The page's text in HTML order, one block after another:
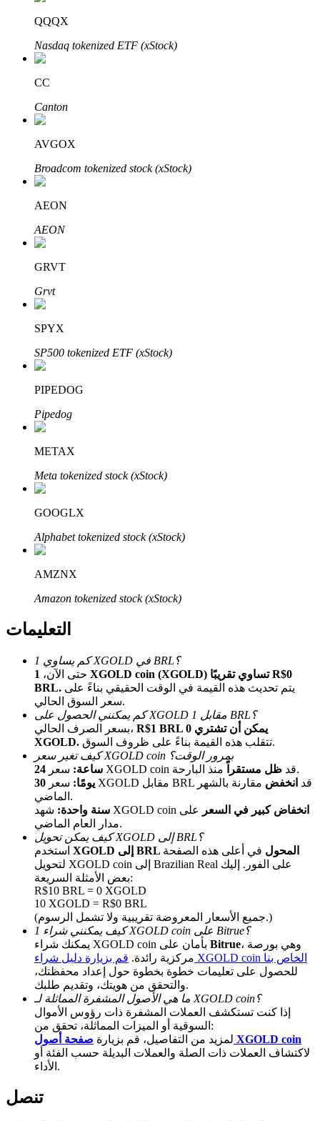
الاستثمار التلقائي
احصل على أرباح طويلة الأجل وفوائد مرنة
تعلم الستاكينغ
تعرف على كيفية كسب الدخل السلبي
Bitrue
شركاء بيترو
الإحالة
قم بدعوة صديق لتحصل على مكافآت نقدية
BTC Welcome Rewards
BTC Welcome Rewards
Deposit & Trade BTC to Share 25000 USDT prize pool!
Deposit CASHCAT & Win
Share 500000 CASHCAT prize pool
QQQX
Nasdaq tokenized ETF (xStock)
CC
Canton
AVGOX
Broadcom tokenized stock (xStock)
AEON
AEON
GRVT
Grvt
SPYX
SP500 tokenized ETF (xStock)
PIPEDOG
Pipedog
METAX
Meta tokenized stock (xStock)
GOOGLX
Alphabet tokenized stock (xStock)
AMZNX
Amazon tokenized stock (xStock)
التعليمات
كم يساوي 1 XGOLD في BRL؟
حتى الآن، 1 XGOLD coin (XGOLD) تساوي تقريبًا R$0
BRL.
سعر السوق الحالي.
كم يمكنني الحصول على XGOLD مقابل 1 BRL؟
بسعر الصرف الحالي، R$1 BRL يمكن أن تشتري 0
XGOLD.
تتقلب هذه القيمة بناءً على ظروف السوق.
كيف تغير سعر XGOLD coin بمرور الوقت؟
24 ساعة:
سعر XGOLD coin قد ظل مستقراً
منذ البارحة.
30 يومًا:
سعر XGOLD مقابل BRL قد انخفض مقارنة بالشهر
الماضي.
سنة واحدة: شهد XGOLD coin انخفاض كبير في السعر
على
مدار العام الماضي.
كيف يمكن تحويل XGOLD إلى BRL؟
XGOLD إلى BRL المحول في أعلى هذه الصفحة
لتحويل XGOLD coin إلى Brazilian Real على الفور. إليك
بعض الأمثلة السريعة:
R$10 BRL = 0 XGOLD
10 XGOLD = R$0 BRL
(جميع الأسعار المعروضة تقريبية ولا تشمل الرسوم.)
كيف يمكنني شراء 1 XGOLD coin على Bitrue؟
Bitrue، وهي بورصة
مركزية رائدة.
قم بزيارة دليل شراء XGOLD coin الخاص بنا
للحصول على تعليمات خطوة بخطوة حول إعداد محفظتك،
والتحقق من هويتك، وتقديم طلبك.
ما هي الأصول المشفرة المماثلة لـ XGOLD coin؟
إذا كنت تستكشف العملات المشفرة ذات رؤوس الأموال
السوقية أو الميزات المماثلة، تحقق من:
لمزيد من التفاصيل، قم بزيارة صفحة أصول XGOLD coin
لاكتشاف العملات ذات الصلة والعملات البديلة حسب الفئة أو
الأداء.
تنصل